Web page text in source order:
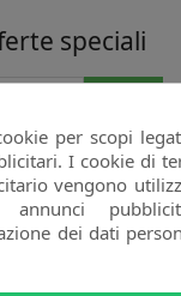
speciali
scopo, cerca le info di
il trattamento
per scopi
I cookie di
vengono
dei dati